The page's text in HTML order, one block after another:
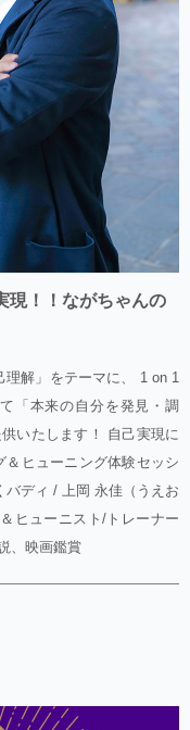
現！！ながちゃんの
理解」をテーマに、 1 on 1
「本来の自分を発見・調
いたします！ 自己実現に
ヒューニング体験セッシ
バディ / 上岡 永佳（うえお
ヒューニスト/トレーナー
、映画鑑賞